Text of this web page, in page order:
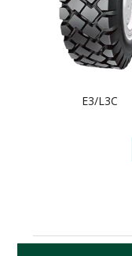
Е3/L3C